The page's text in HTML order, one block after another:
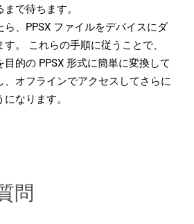
で待ちます。
ら、PPSX ファイルをデバイスにダ
。 これらの手順に従うことで、
目的の PPSX 形式に簡単に変換して
、オフラインでアクセスしてさらに
なります。
問